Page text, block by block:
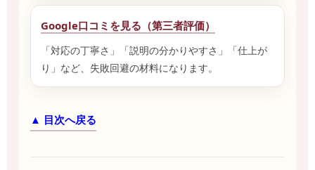
Google口コミを見る（第三者評価）
「対応の丁寧さ」「説明の分かりやすさ」「仕上が
り」など、失敗回避の材料になります。
▲ 目次へ戻る